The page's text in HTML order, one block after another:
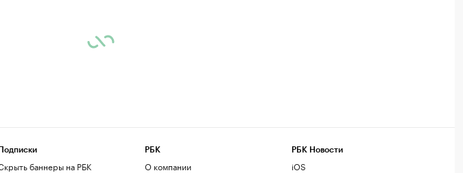
Подписки
баннеры на РБК
РБК
О компании
РБК Новости
iOS